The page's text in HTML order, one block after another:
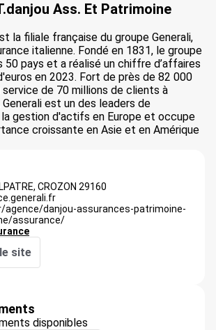
Ass. Et Patrimoine
la filiale française du groupe Generali,
italienne. Fondé en 1831, le groupe
50 pays et a réalisé un chiffre d’affaires
en 2023. Fort de près de 82 000
de 70 millions de clients à
est un des leaders de
gestion d'actifs en Europe et occupe
croissante en Asie et en Amérique
CROZON 29160
agence/danjou-assurances-patrimoine-
assurance/
site
disponibles